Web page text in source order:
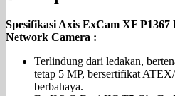
Spesifikasi Axis ExCam XF P1367
Network Camera :
Terlindung dari ledakan,
tetap 5 MP, bersertifikat
berbahaya.